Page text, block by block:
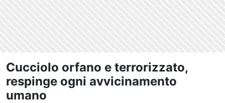
Cucciolo orfano e terrorizzato,
respinge ogni avvicinamento
umano